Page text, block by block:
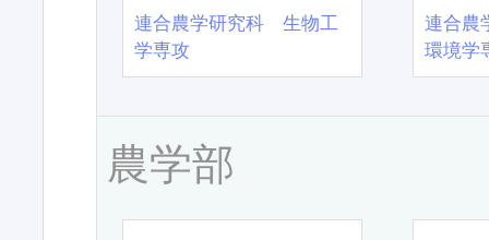
連合農学研究科 生物工
学専攻
連合農
環境学
農学部